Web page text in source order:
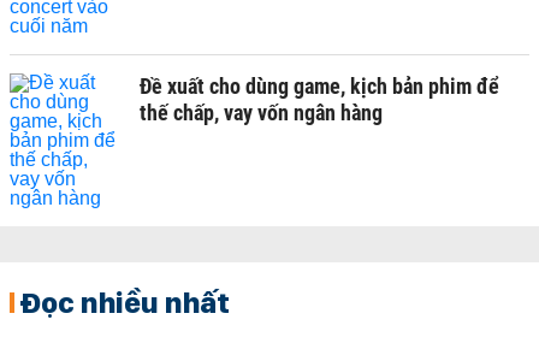
Đề xuất cho dùng game, kịch bản phim để
thế chấp, vay vốn ngân hàng
Đọc nhiều nhất